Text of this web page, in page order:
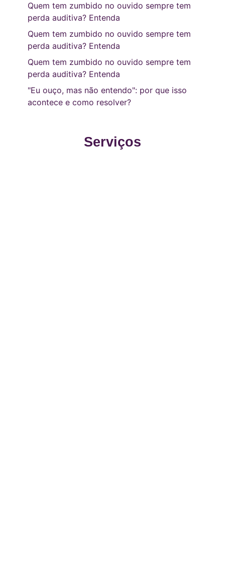
Quem tem zumbido no ouvido sempre tem
perda auditiva? Entenda
Quem tem zumbido no ouvido sempre tem
perda auditiva? Entenda
Quem tem zumbido no ouvido sempre tem
perda auditiva? Entenda
"Eu ouço, mas não entendo": por que isso
acontece e como resolver?
Serviços